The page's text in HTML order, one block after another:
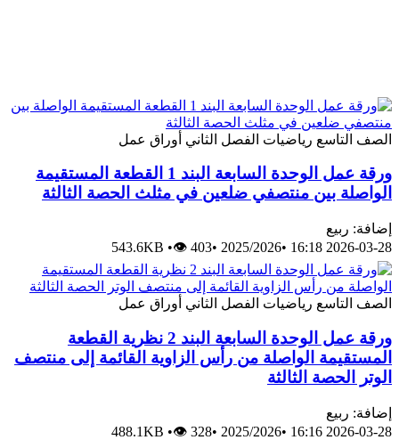
الصف التاسع رياضيات الفصل الثاني أوراق عمل
ورقة عمل الوحدة السابعة البند 1 القطعة المستقيمة
الواصلة بين منتصفي ضلعين في مثلث الحصة الثالثة
إضافة: ربيع
2026-03-28 16:18
•
2025/2026
•
543.6KB •👁 403
الصف التاسع رياضيات الفصل الثاني أوراق عمل
ورقة عمل الوحدة السابعة البند 2 نظرية القطعة
المستقيمة الواصلة من رأس الزاوية القائمة إلى منتصف
الوتر الحصة الثالثة
إضافة: ربيع
2026-03-28 16:16
•
2025/2026
•
488.1KB •👁 328